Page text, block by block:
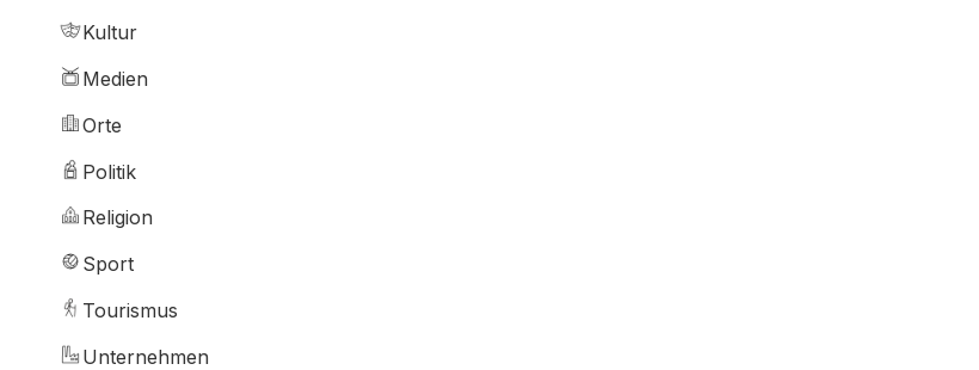
Kultur
Medien
Orte
Politik
Religion
Sport
Tourismus
Unternehmen